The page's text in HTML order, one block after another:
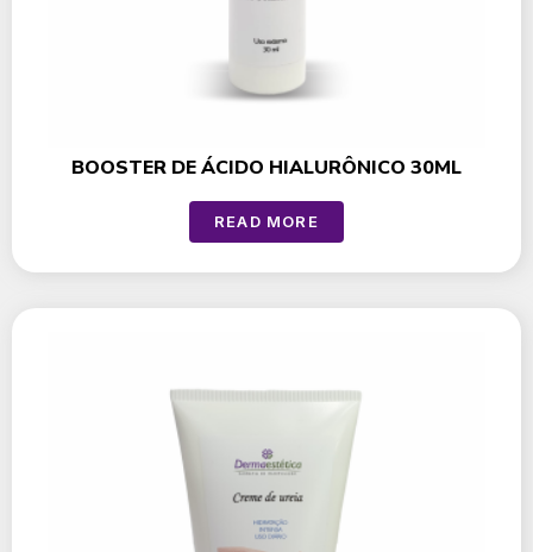
BOOSTER DE ÁCIDO HIALURÔNICO 30ML
READ MORE